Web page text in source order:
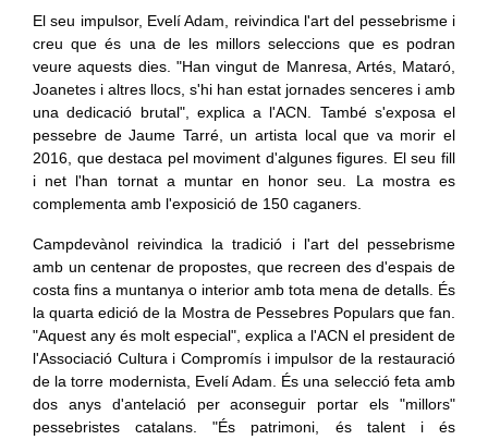
El seu impulsor, Evelí Adam, reivindica l'art del pessebrisme i
creu que és una de les millors seleccions que es podran
veure aquests dies. "Han vingut de Manresa, Artés, Mataró,
Joanetes i altres llocs, s'hi han estat jornades senceres i amb
una dedicació brutal", explica a l'ACN. També s'exposa el
pessebre de Jaume Tarré, un artista local que va morir el
2016, que destaca pel moviment d'algunes figures. El seu fill
i net l'han tornat a muntar en honor seu. La mostra es
complementa amb l'exposició de 150 caganers.
Campdevànol reivindica la tradició i l'art del pessebrisme
amb un centenar de propostes, que recreen des d'espais de
costa fins a muntanya o interior amb tota mena de detalls. És
la quarta edició de la Mostra de Pessebres Populars que fan.
"Aquest any és molt especial", explica a l'ACN el president de
l'Associació Cultura i Compromís i impulsor de la restauració
de la torre modernista, Evelí Adam. És una selecció feta amb
dos anys d'antelació per aconseguir portar els "millors"
pessebristes catalans. "És patrimoni, és talent i és